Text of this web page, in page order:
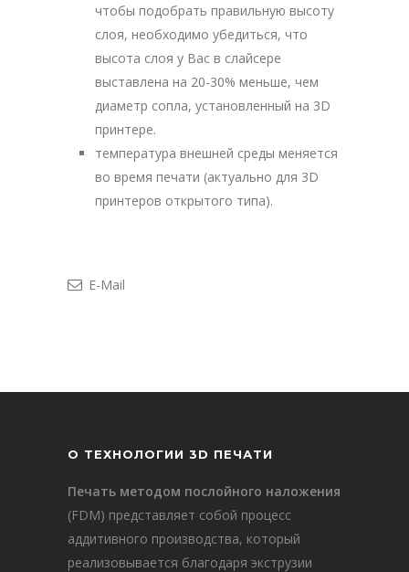
чтобы подобрать правильную высоту
слоя, необходимо убедиться, что
высота слоя у Вас в слайсере
выставлена на 20-30% меньше, чем
диаметр сопла, установленный на 3D
принтере.
температура внешней среды меняется
во время печати (актуально для 3D
принтеров открытого типа).
E-Mail
О ТЕХНОЛОГИИ 3D ПЕЧАТИ
Печать методом послойного наложения
(FDM) представляет собой процесс
аддитивного производства, который
реализовывается благодаря экструзии